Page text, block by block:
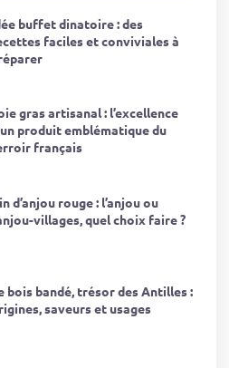
buffet dinatoire : des
faciles et conviviales à
gras artisanal : l’excellence
produit emblématique du
français
d’anjou rouge : l’anjou ou
villages, quel choix faire ?
bois bandé, trésor des Antilles :
saveurs et usages